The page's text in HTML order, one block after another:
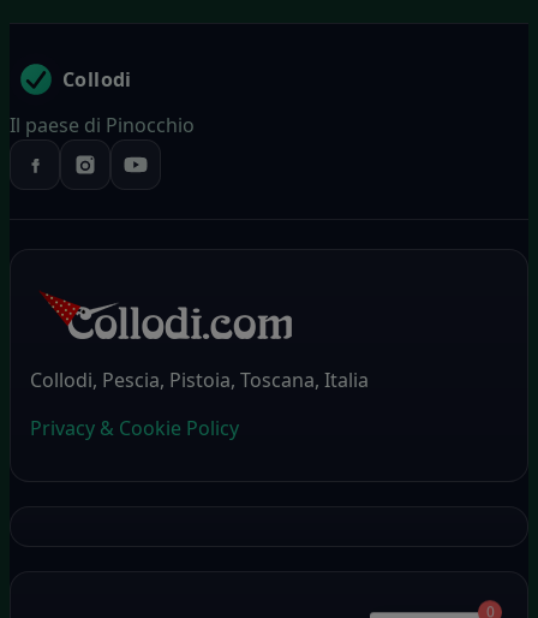
Collodi
Il paese di Pinocchio
Collodi, Pescia, Pistoia, Toscana, Italia
Privacy & Cookie Policy
0